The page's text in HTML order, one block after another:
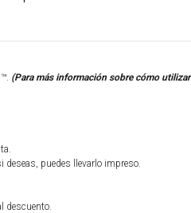
™. (Para más información sobre cómo utilizar
puedes llevarlo impreso.
descuento.